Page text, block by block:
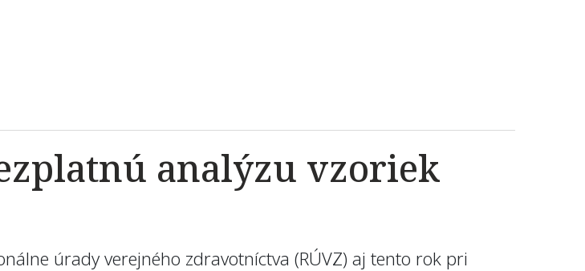
analýzu vzoriek
úrady verejného zdravotníctva (RÚVZ) aj tento rok pri